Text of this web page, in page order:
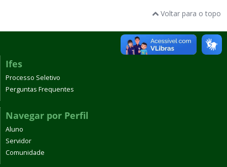
Voltar para o topo
Ifes
Processo Seletivo
Perguntas Frequentes
Navegar por Perfil
Aluno
Servidor
Comunidade